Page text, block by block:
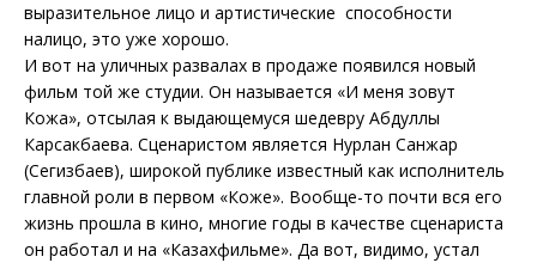
выразительное лицо и артистические способности
налицо, это уже хорошо.
И вот на уличных развалах в продаже появился новый
фильм той же студии. Он называется «И меня зовут
Кожа», отсылая к выдающемуся шедевру Абдуллы
Карсакбаева. Сценаристом является Нурлан Санжар
(Сегизбаев), широкой публике известный как исполнитель
главной роли в первом «Коже». Вообще-то почти вся его
жизнь прошла в кино, многие годы в качестве сценариста
он работал и на «Казахфильме». Да вот, видимо, устал